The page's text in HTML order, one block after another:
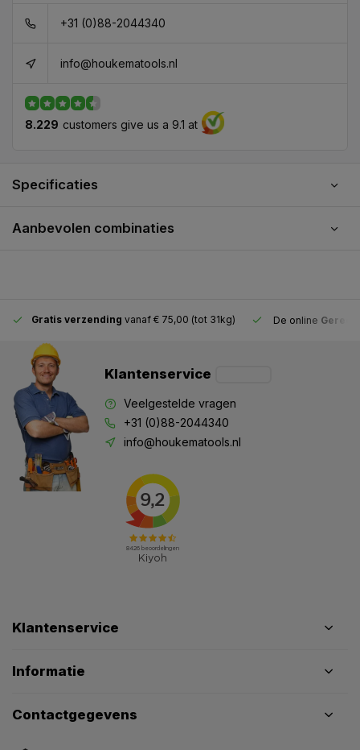
+31 (0)88-2044340
info@houkematools.nl
8.229 customers give us a 9.1 at
Specificaties
Aanbevolen combinaties
Gratis verzending vanaf € 75,00 (tot 31kg) De online
Klantenservice
Veelgestelde vragen
+31 (0)88-2044340
info@houkematools.nl
Klantenservice
Informatie
Contactgegevens